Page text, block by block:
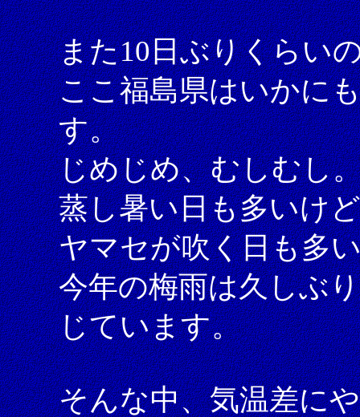
また10日ぶりくらい
ここ福島県はいかに
す。
じめじめ、むしむし
蒸し暑い日も多いけ
ヤマセが吹く日も多
今年の梅雨は久しぶ
じています。
そんな中、気温差に